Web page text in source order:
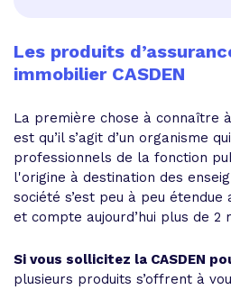
Les produits
immobilier CASDEN
La première chose à connaître
est qu’il s’agit d’un organisme
professionnels de la fonction
l'origine à destination des
société s’est peu à peu
et compte aujourd’hui plus de 2
Si vous sollicitez la CASDEN
plusieurs produits s’offrent à